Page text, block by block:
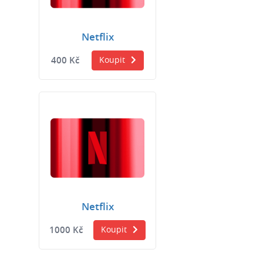
Netflix
400 Kč Koupit
Netflix
1000 Kč Koupit